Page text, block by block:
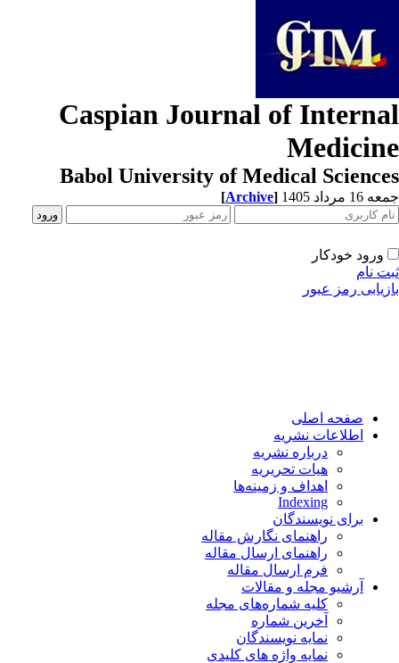
Caspian Journal of
Babol University of Medical
مرداد 1405 [Archive]
ورود خودکار
نام
رمز عبور
صفحه اصلی
اطلاعات نشریه
درباره نشریه
هیات تحریریه
اهداف و زمینه‌ها
Indexing
برای نویسندگان
راهنمای نگارش مقاله
راهنمای ارسال مقاله
فرم ارسال مقاله
آرشیو مجله و مقالات
کلیه شماره‌های مجله
آخرین شماره
نمایه نویسندگان
نمایه واژه های کلیدی